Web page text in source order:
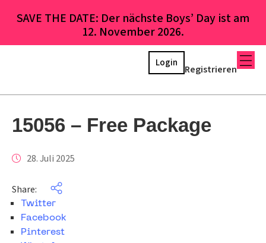
SAVE THE DATE: Der nächste Boys’ Day ist am
12. November 2026.
Registrieren
Login
15056 – Free Package
28. Juli 2025
Share:
Twitter
Facebook
Pinterest